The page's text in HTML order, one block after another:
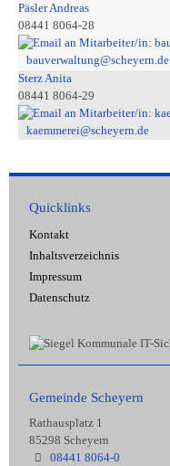
Päsler Andreas
08441 8064-28
bauverwaltung@scheyern.de
Sterz Anita
08441 8064-29
kaemmerei@scheyern.de
Quicklinks
Kontakt
Inhaltsverzeichnis
Impressum
Datenschutz
Gemeinde Scheyern
Rathausplatz 1
85298 Scheyern
08441 8064-0